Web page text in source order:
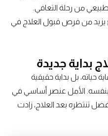
من رحلة التعافي.
يزيد من فرص قبول العلاج في
حياته، بل بداية حقيقية
الأمل عنصر أساسي في
تنتظره بعد العلاج، زادت